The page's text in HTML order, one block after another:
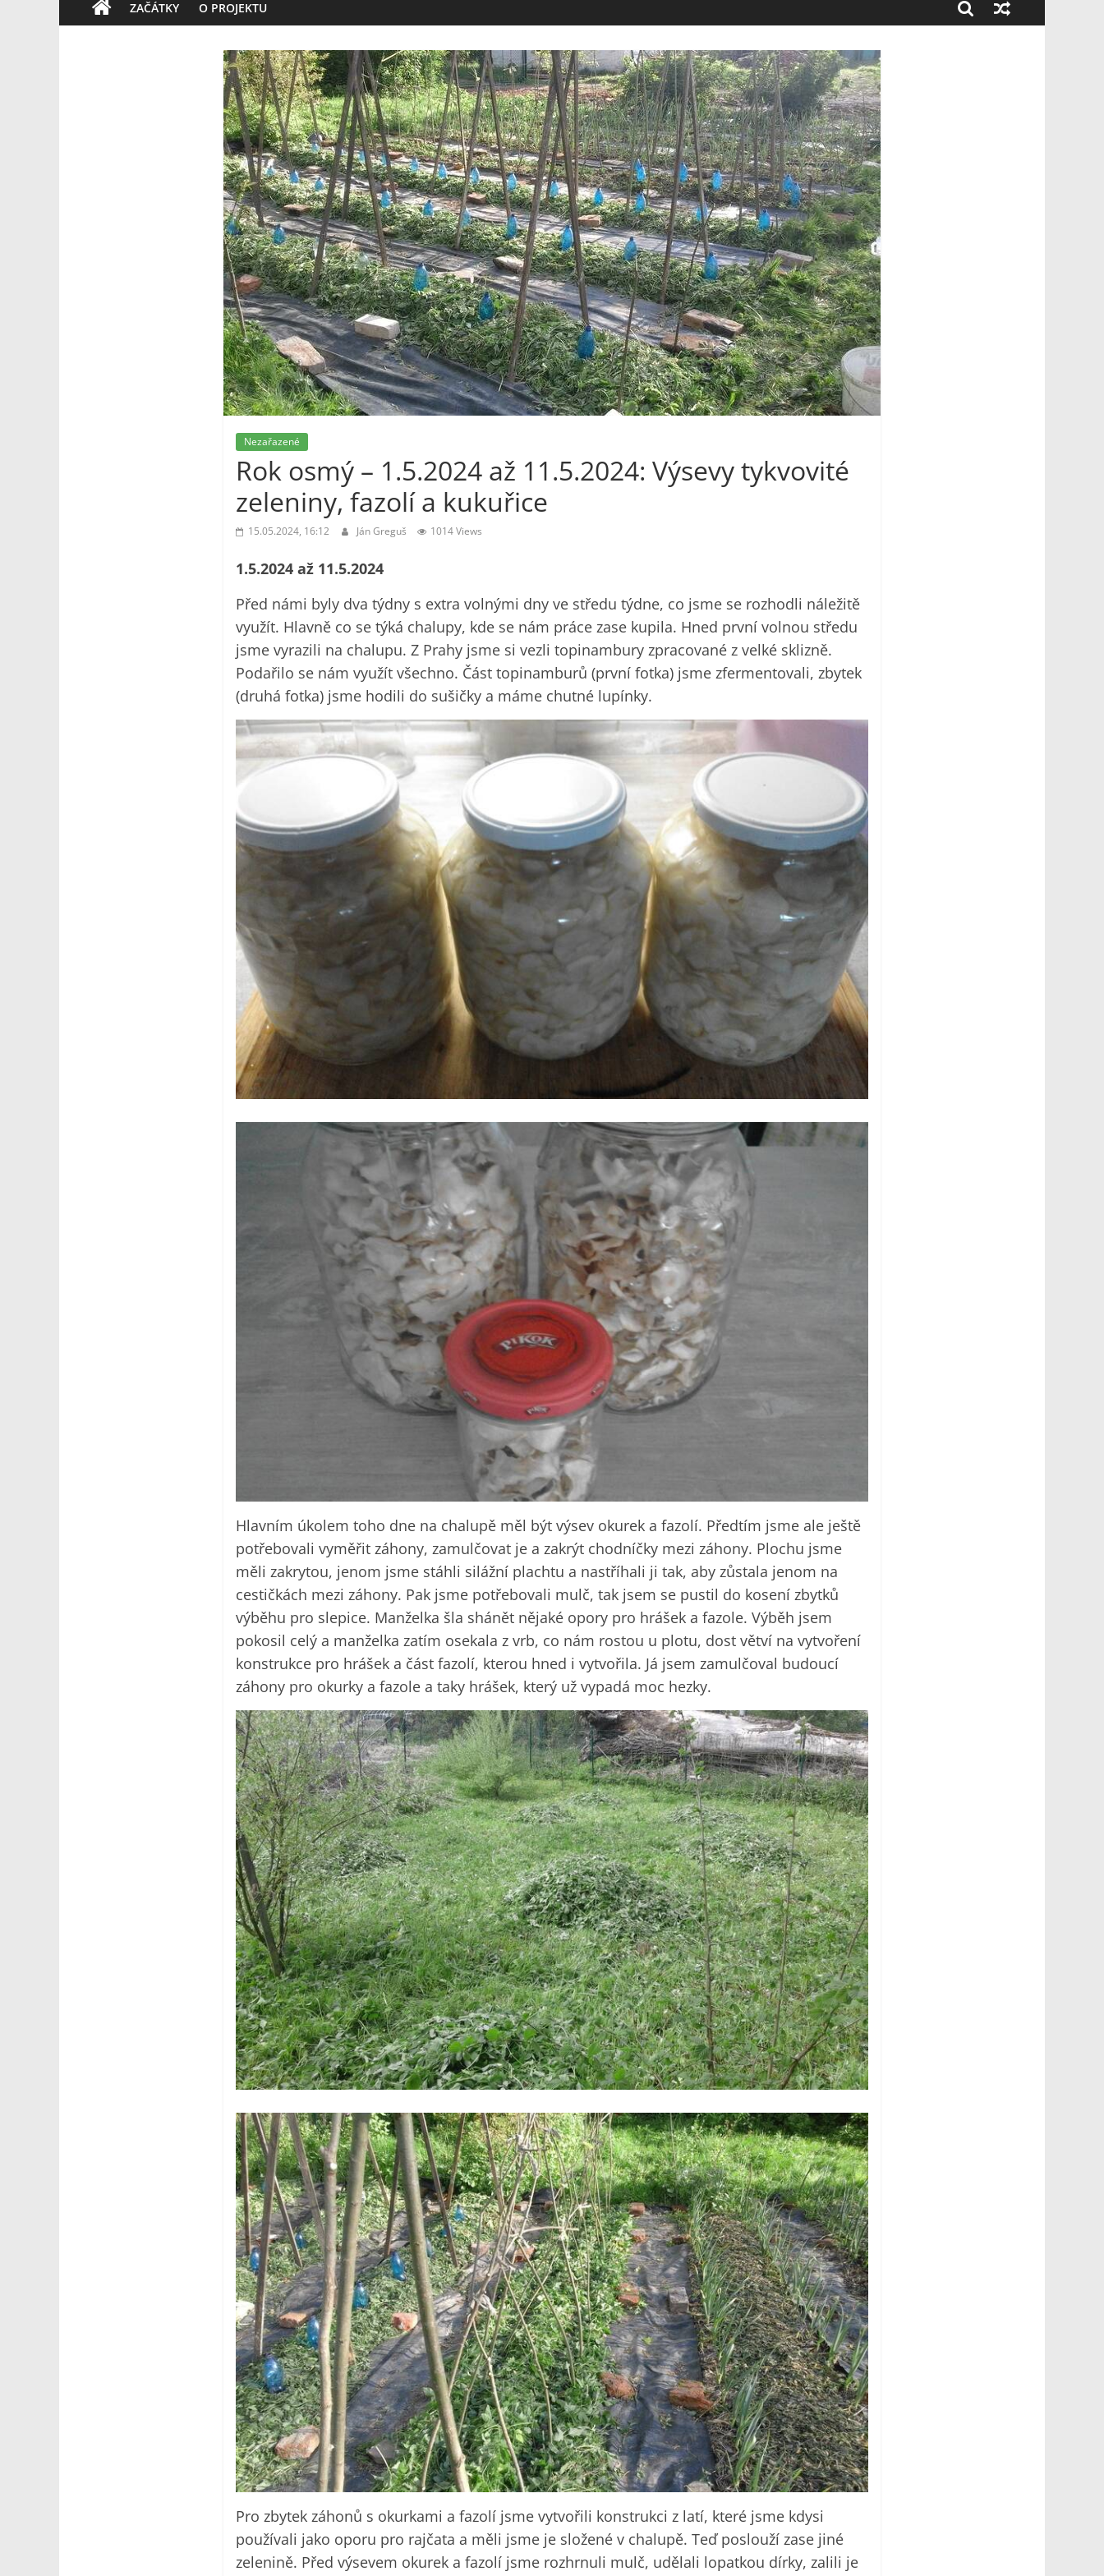
ZAČÁTKY O PROJEKTU
Nezařazené
Rok osmý – 1.5.2024 až 11.5.2024: Výsevy tykvovité
zeleniny, fazolí a kukuřice
15.05.2024, 16:12 Ján Greguš 1014 Views
1.5.2024 až 11.5.2024
Před námi byly dva týdny s extra volnými dny ve středu týdne, co jsme se rozhodli náležitě
využít. Hlavně co se týká chalupy, kde se nám práce zase kupila. Hned první volnou středu
jsme vyrazili na chalupu. Z Prahy jsme si vezli topinambury zpracované z velké sklizně.
Podařilo se nám využít všechno. Část topinamburů (první fotka) jsme zfermentovali, zbytek
(druhá fotka) jsme hodili do sušičky a máme chutné lupínky.
Hlavním úkolem toho dne na chalupě měl být výsev okurek a fazolí. Předtím jsme ale ještě
potřebovali vyměřit záhony, zamulčovat je a zakrýt chodníčky mezi záhony. Plochu jsme
měli zakrytou, jenom jsme stáhli silážní plachtu a nastříhali ji tak, aby zůstala jenom na
cestičkách mezi záhony. Pak jsme potřebovali mulč, tak jsem se pustil do kosení zbytků
výběhu pro slepice. Manželka šla shánět nějaké opory pro hrášek a fazole. Výběh jsem
pokosil celý a manželka zatím osekala z vrb, co nám rostou u plotu, dost větví na vytvoření
konstrukce pro hrášek a část fazolí, kterou hned i vytvořila. Já jsem zamulčoval budoucí
záhony pro okurky a fazole a taky hrášek, který už vypadá moc hezky.
Pro zbytek záhonů s okurkami a fazolí jsme vytvořili konstrukci z latí, které jsme kdysi
používali jako oporu pro rajčata a měli jsme je složené v chalupě. Teď poslouží zase jiné
zelenině. Před výsevem okurek a fazolí jsme rozhrnuli mulč, udělali lopatkou dírky, zalili je